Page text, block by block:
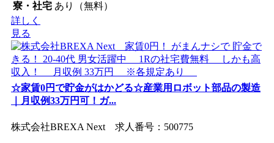
寮・社宅 あり（無料）
詳しく
見る
☆家賃0円で貯金がはかどる☆産業用ロボット部品の製造
｜月収例33万円可！ガ...
株式会社BREXA Next 求人番号：500775